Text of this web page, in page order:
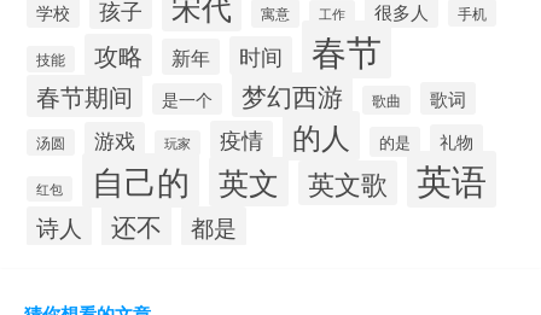
学校
孩子 寓意 工作 很多人 手机
技能 攻略 新年 时间 春节
春节期间 是一个 梦幻西游 歌曲 歌词
汤圆 游戏 玩家 疫情 的人 的是 礼物
红包 自己的 英文 英文歌 英语
诗人 还不 都是